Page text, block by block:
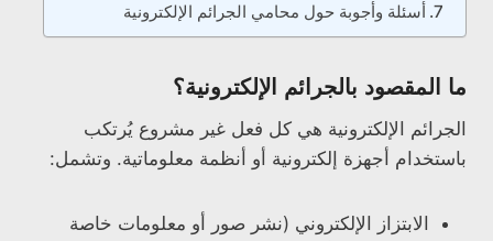
أسئلة وأجوبة حول محامي الجرائم الإلكترونية
ما المقصود بالجرائم الإلكترونية؟
الجرائم الإلكترونية هي كل فعل غير مشروع يُرتكب
باستخدام أجهزة إلكترونية أو أنظمة معلوماتية. وتشمل:
الابتزاز الإلكتروني (نشر صور أو معلومات خاصة